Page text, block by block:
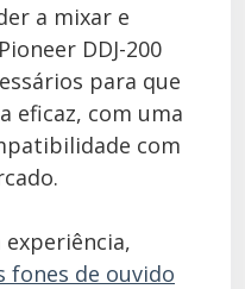
a mixar e
DDJ-200
para que
eficaz, com uma
com
fones de ouvido